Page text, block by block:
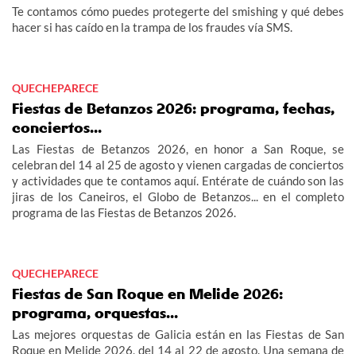
Te contamos cómo puedes protegerte del smishing y qué debes
hacer si has caído en la trampa de los fraudes vía SMS.
QUECHEPARECE
Fiestas de Betanzos 2026: programa, fechas,
conciertos...
Las Fiestas de Betanzos 2026, en honor a San Roque, se
celebran del 14 al 25 de agosto y vienen cargadas de conciertos
y actividades que te contamos aquí. Entérate de cuándo son las
jiras de los Caneiros, el Globo de Betanzos... en el completo
programa de las Fiestas de Betanzos 2026.
QUECHEPARECE
Fiestas de San Roque en Melide 2026:
programa, orquestas...
Las mejores orquestas de Galicia están en las Fiestas de San
Roque en Melide 2026, del 14 al 22 de agosto. Una semana de